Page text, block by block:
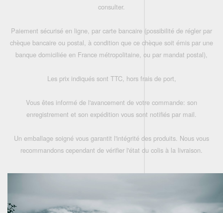
consulter.
Paiement sécurisé en ligne, par carte bancaire (possibilité de régler par
chèque bancaire ou postal, à condition que ce chèque soit émis par une
banque domiciliée en France métropolitaine, ou par mandat postal),
Les prix indiqués sont TTC, hors frais de port,
Vous êtes informé de l'avancement de votre commande: son
enregistrement et son expédition vous sont notifiés par mail.
Un emballage soigné vous garantit l'intégrité des produits. Nous vous
recommandons cependant de vérifier l'état du colis à la livraison.